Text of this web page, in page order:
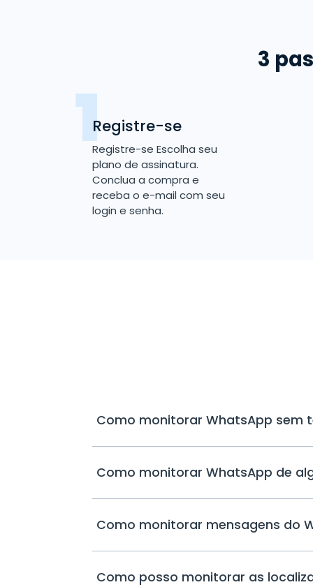
3
Registre-se
Registre-se Escolha seu
plano de assinatura.
Conclua a compra e
receba o e-mail com seu
login e senha.
Como monitorar WhatsApp sem
Como monitorar WhatsApp de
Como monitorar mensagens do
Como posso monitorar as